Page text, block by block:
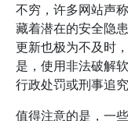
不穷，许多网站声
藏着潜在的安全隐
更新也极为不及时
是，使用非法破解
行政处罚或刑事追究
值得注意的是，一